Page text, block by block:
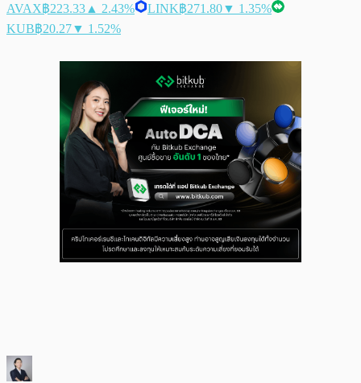
AVAX฿223.33 ▲ 2.43% LINK฿271.80▼ 1.35%
KUB฿20.27▼ 1.52%